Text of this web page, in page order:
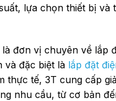
lựa chọn thiết bị và
là đơn vị chuyên về lắp
và đặc biệt là lắp đặt
thực tế, 3T cung cấp
nhu cầu, từ cơ bản